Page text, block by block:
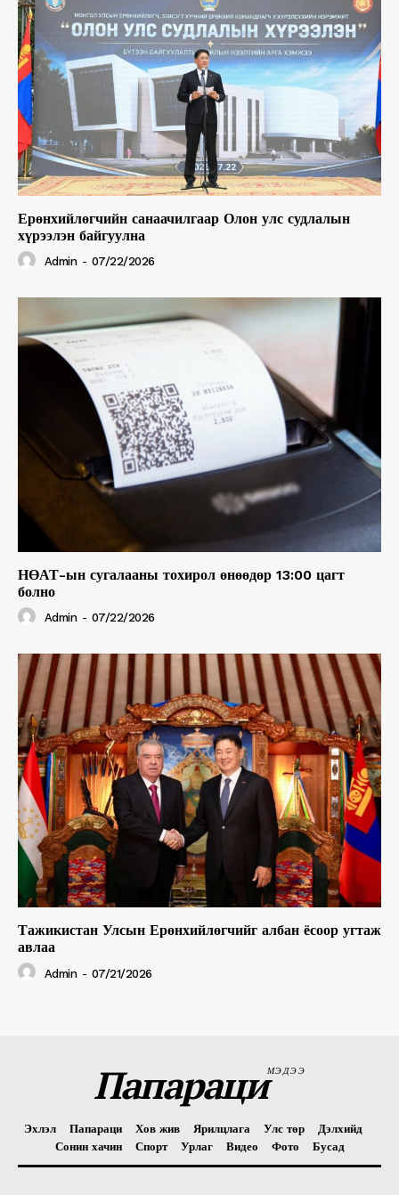
Ерөнхийлөгчийн санаачилгаар Олон улс судлалын
хүрээлэн байгуулна
Admin - 07/22/2026
НӨАТ-ын сугалааны тохирол өнөөдөр 13:00 цагт
болно
Admin - 07/22/2026
Тажикистан Улсын Ерөнхийлөгчийг албан ёсоор угтаж
авлаа
Admin - 07/21/2026
ПапарациМЭДЭЭ
Эхлэл Папараци Хов жив Ярилцлага Улс төр
Дэлхийд
Сонин хачин
Спорт Урлаг Видео Фото Бусад